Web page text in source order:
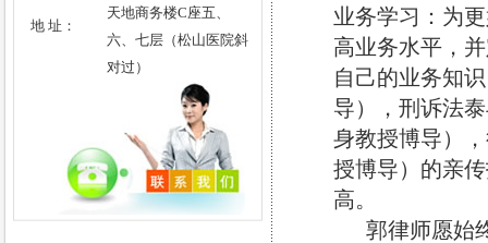
敏锐才智、具有从事艰苦工作能力
和抱负的年轻人来说，律师这个职
业有着无限宽广的前景。这个职业
会给予他们以识别人的品质的洞察
力，这个职业会给他们提供一个机
会，使他们能够在正确地执行正义
与维护法律准则方面发挥他们的作
地 址：
天地商务楼C座五、
六、七层（松山医院斜
对过）
业务学习：为
高业务水平，
自己的业务知
导），刑诉法
身教授博导）
授博导）的亲
高。
郭律师愿始终